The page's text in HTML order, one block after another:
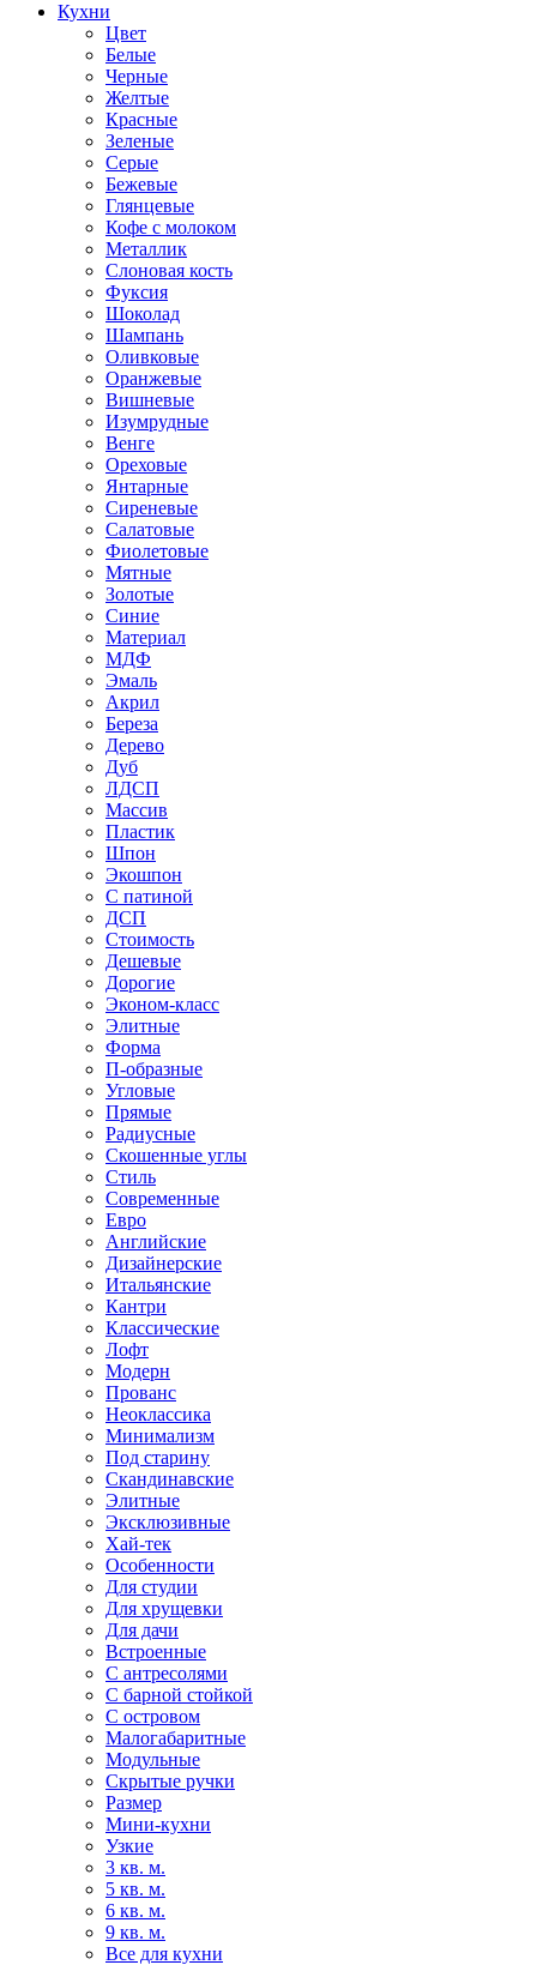
Кухни
Цвет
Белые
Черные
Желтые
Красные
Зеленые
Серые
Бежевые
Глянцевые
Кофе с молоком
Металлик
Слоновая кость
Фуксия
Шоколад
Шампань
Оливковые
Оранжевые
Вишневые
Изумрудные
Венге
Ореховые
Янтарные
Сиреневые
Салатовые
Фиолетовые
Мятные
Золотые
Синие
Материал
МДФ
Эмаль
Акрил
Береза
Дерево
Дуб
ЛДСП
Массив
Пластик
Шпон
Экошпон
С патиной
ДСП
Стоимость
Дешевые
Дорогие
Эконом-класс
Элитные
Форма
П-образные
Угловые
Прямые
Радиусные
Скошенные углы
Стиль
Современные
Евро
Английские
Дизайнерские
Итальянские
Кантри
Классические
Лофт
Модерн
Прованс
Неоклассика
Минимализм
Под старину
Скандинавские
Элитные
Эксклюзивные
Хай-тек
Особенности
Для студии
Для хрущевки
Для дачи
Встроенные
С антресолями
С барной стойкой
С островом
Малогабаритные
Модульные
Скрытые ручки
Размер
Мини-кухни
Узкие
3 кв. м.
5 кв. м.
6 кв. м.
9 кв. м.
Все для кухни